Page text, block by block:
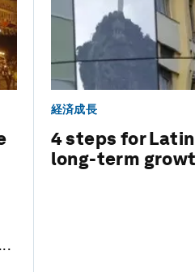
経済成長
4 steps for
long-term